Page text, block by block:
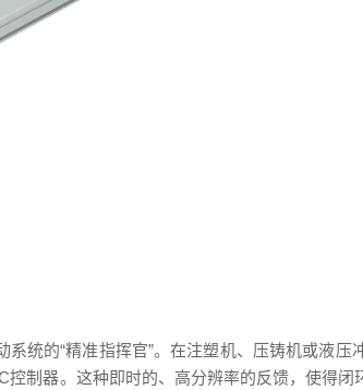
统的“精准指挥官”。在注塑机、压铸机或液
控制器。这种即时的、高分辨率的反馈，使得